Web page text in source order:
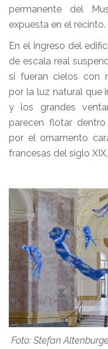
permanente del
expuesta en el recinto.
En el ingreso del
de escala real
si fueran cielos con
por la luz natural que
y los grandes
parecen flotar
por el ornamento
francesas del siglo XIX.
Foto: Stefan